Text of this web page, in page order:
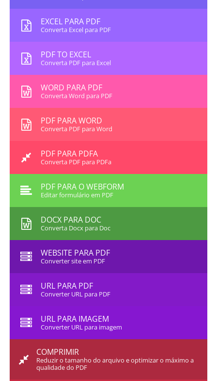
EXCEL PARA PDF
Converta Excel para PDF
PDF TO EXCEL
Converta PDF para Excel
WORD PARA PDF
Converta Word para PDF
PDF PARA WORD
Converta PDF para Word
PDF PARA PDFA
Converta PDF para PDFa
PDF PARA O WEBFORM
Editar formulário em PDF
DOCX PARA DOC
Converta Docx para Doc
WEBSITE PARA PDF
Converter site em PDF
URL PARA PDF
Converter URL para PDF
URL PARA IMAGEM
Converter URL para imagem
COMPRIMIR
Reduzir o tamanho do arquivo e optimizar o máximo a
qualidade do PDF